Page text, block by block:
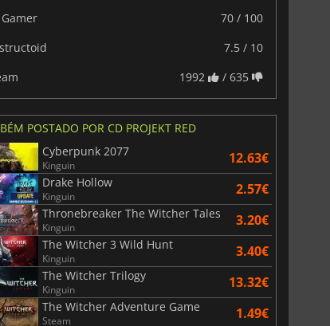
6.75€ 15.48
Gamer
70 / 100
7.5 / 10
1992 / 635
POSTADO POR CD PROJEKT RED
Cyberpunk 2077
Kinguin 12.63€
Drake Hollow
Kinguin 2.57€
Thronebreaker The Witcher Tales
Kinguin 3.20€
The Witcher 3 Wild Hunt
Kinguin 3.40€
The Witcher Trilogy
Kinguin 13.32€
The Witcher Adventure Game
Steam 1.49€